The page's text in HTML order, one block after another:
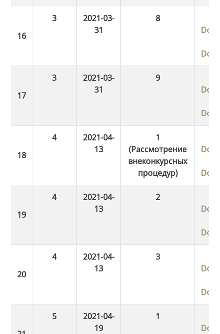
3
2021-03-
31
8
3
2021-03-
31
9
4
2021-04-
13
1
(Рассмотрение
внеконкурсных
процедур)
4
2021-04-
13
2
4
2021-04-
13
3
5
2021-04-
19
1